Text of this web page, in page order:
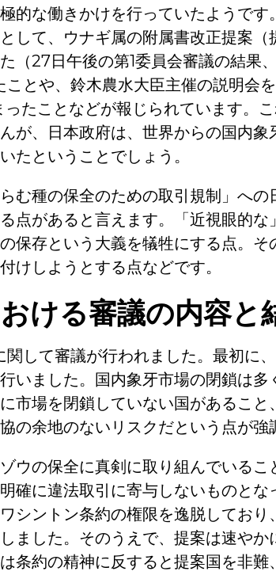
的な働きかけを行っていたようで
して、ウナギ属の附属書改正提案（
（27日午後の第1委員会審議の結果
とや、鈴木農水大臣主催の説明会
たことなどが報じられています。
が、日本政府は、世界からの国内象
たということでしょう。
む種の保全のための取引規制」への
点があると言えます。「近視眼的な
保存という大義を犠牲にする点。そ
けしようとする点などです。
ける審議の内容と
して審議が行われました。最初に
いました。国内象牙市場の閉鎖は多
市場を閉鎖していない国があること
の余地のないリスクだという点が強
ウの保全に真剣に取り組んでいるこ
確に違法取引に寄与しないものとな
シントン条約の権限を逸脱しており
ました。そのうえで、提案は速やか
条約の精神に反すると提案国を非難